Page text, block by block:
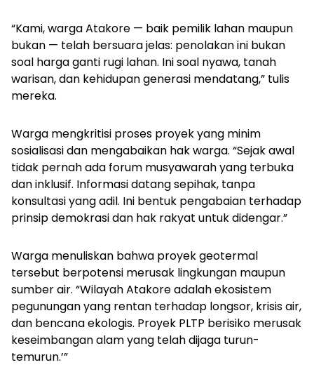
“Kami, warga Atakore — baik pemilik lahan maupun
bukan — telah bersuara jelas: penolakan ini bukan
soal harga ganti rugi lahan. Ini soal nyawa, tanah
warisan, dan kehidupan generasi mendatang,” tulis
mereka.
Warga mengkritisi proses proyek yang minim
sosialisasi dan mengabaikan hak warga. “Sejak awal
tidak pernah ada forum musyawarah yang terbuka
dan inklusif. Informasi datang sepihak, tanpa
konsultasi yang adil. Ini bentuk pengabaian terhadap
prinsip demokrasi dan hak rakyat untuk didengar.”
Warga menuliskan bahwa proyek geotermal
tersebut berpotensi merusak lingkungan maupun
sumber air. “Wilayah Atakore adalah ekosistem
pegunungan yang rentan terhadap longsor, krisis air,
dan bencana ekologis. Proyek PLTP berisiko merusak
keseimbangan alam yang telah dijaga turun-
temurun.’”